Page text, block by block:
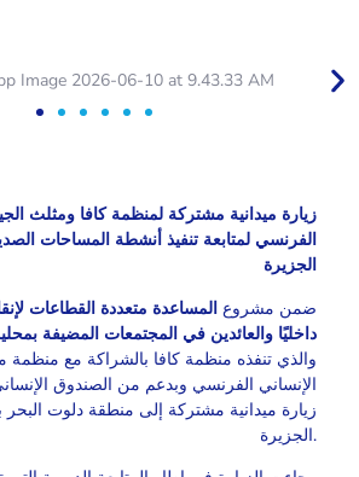
زيارة ميدانية مشتركة لمنظمة كافا ومثلث
الفرنسي لمتابعة تنفيذ أنشطة المساحات
الجزيرة
ضمن مشروع المساعدة متعددة القطاعات
داخليًا والعائدين في المجتمعات المضيفة
والذي تنفذه منظمة كافا بالشراكة مع منظمة
الإنساني الفرنسي وبدعم من الصندوق
زيارة ميدانية مشتركة إلى منطقة دلوت
الجزيرة.